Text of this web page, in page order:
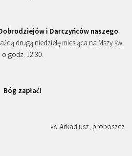
i Darczyńców naszego
drugą niedzielę miesiąca na Mszy św.
o godz. 12.30.
Bóg zapłać!
ks. Arkadiusz, proboszcz